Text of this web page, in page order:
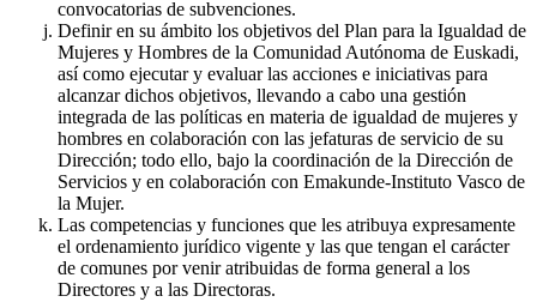
convocatorias de subvenciones.
Definir en su ámbito los objetivos del Plan para la Igualdad de
Mujeres y Hombres de la Comunidad Autónoma de Euskadi,
así como ejecutar y evaluar las acciones e iniciativas para
alcanzar dichos objetivos, llevando a cabo una gestión
integrada de las políticas en materia de igualdad de mujeres y
hombres en colaboración con las jefaturas de servicio de su
Dirección; todo ello, bajo la coordinación de la Dirección de
Servicios y en colaboración con Emakunde-Instituto Vasco de
la Mujer.
Las competencias y funciones que les atribuya expresamente
el ordenamiento jurídico vigente y las que tengan el carácter
de comunes por venir atribuidas de forma general a los
Directores y a las Directoras.